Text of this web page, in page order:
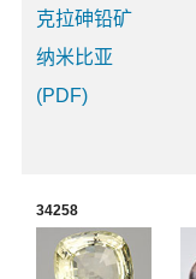
克拉砷铅矿
纳米比亚
(PDF)
34258